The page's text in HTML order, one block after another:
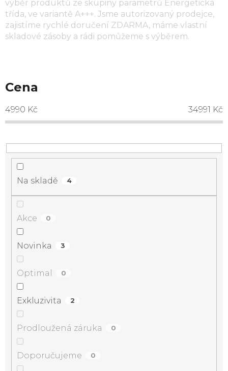
výběr produktů ze skupiny parametrů Energetická
třída, ve variantě A+++. Jsme autorizovaný prodejce,
zajistíme rychlé doručení ZDARMA, máme vlastní
skladové zásoby a rádi pomůžeme s výběrem.
Cena
4990 Kč 34991 Kč
Na skladě 4
Akce 0
Novinka 3
Optimal 0
Exkluzivita 2
Prodloužená záruka 0
Doporučujeme 0